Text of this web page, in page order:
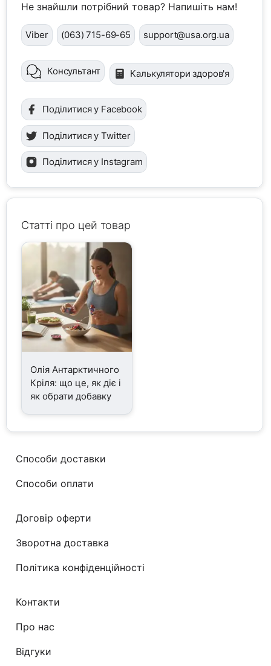
Не знайшли потрібний товар? Напишіть нам!
Viber (063) 715-69-65 support@usa.org.ua
Консультант Калькулятори здоров'я
Поділитися у Facebook
Поділитися у Twitter
Поділитися у Instagram
Статті про цей товар
Олія Антарктичного
Кріля: що це, як діє і
як обрати добавку
Способи доставки
Способи оплати
Договір оферти
Зворотна доставка
Політика конфіденційності
Контакти
Про нас
Відгуки